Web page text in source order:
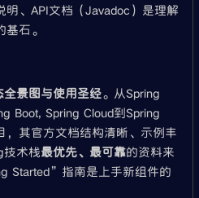
明、API文档（Javadoc）是理解
石。
全景图与使用圣经。从Spring
Boot, Spring Cloud到Spring
，其官方文档结构清晰、示例丰
技术栈最优先、最可靠的资料来
Started”指南是上手新组件的